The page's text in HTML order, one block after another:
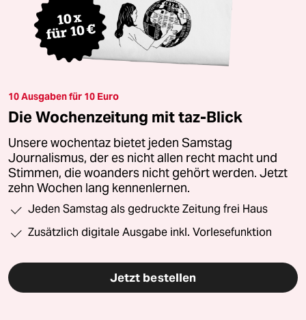
10 Ausgaben für 10 Euro
Die Wochenzeitung mit taz-Blick
Unsere wochentaz bietet jeden Samstag
Journalismus, der es nicht allen recht macht und
Stimmen, die woanders nicht gehört werden. Jetzt
zehn Wochen lang kennenlernen.
Jeden Samstag als gedruckte Zeitung frei Haus
Zusätzlich digitale Ausgabe inkl. Vorlesefunktion
Jetzt bestellen